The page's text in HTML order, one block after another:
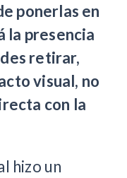
ponerlas en
la presencia
retirar,
visual, no
con la
hizo un